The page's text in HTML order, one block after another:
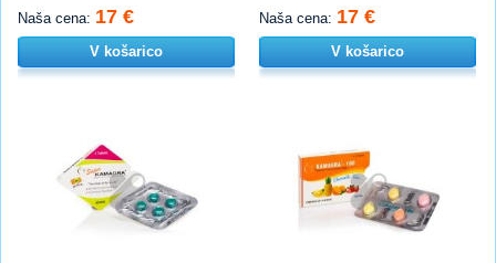
Naša cena: 17 €
V košarico
Naša cena: 17 €
V košarico